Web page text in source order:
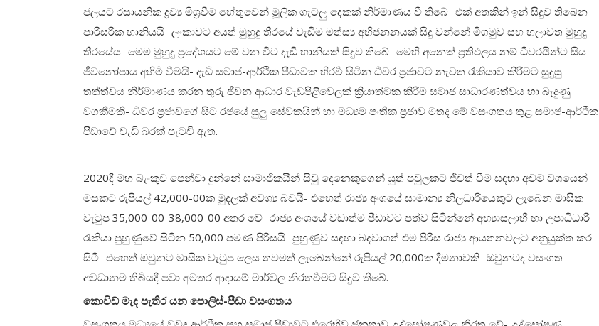
ජලයට රසායනික ද්‍රව්‍ය මිශ්‍රවීම හේතුවෙන් මූලික ගැටලු දෙකක් නිර්මාණය වී තිබේ- එක් අතකින් ඉන් සිදුව තිබෙන
පාරිසරික හානියයි- ලංකාවට අයත් මුහුදු තීරයේ වැඩිම මත්ස්‍ය අභිජනනයක් සිදු වන්නේ මිගමුව සහ හලාවත මුහුදු
තීරයේය- මෙම මුහුදු ප්‍රදේශයට මේ වන විට දැඩි හානියක් සිදුව තිබේ- මෙහි අනෙක් ප්‍රතිඵලය නම් ධීවරයින්ට සිය
ජීවනෝපාය අහිමි වීමයි- දැඩි සමාජ-ආර්ථික පීඩාවක හිරවී සිටින ධීවර ප්‍රජාවට නැවත රැකියාව කිරීමට සුදුසු
තත්ත්වය නිර්මාණය කරන තුරු ජීවන ආධාර වැඩපිළිවෙලක් ක්‍රියාත්මක කිරීම සමාජ සාධාරණත්වය හා බැදුණු
වගකීමකි- ධීවර ප්‍රජාවගේ සිට රජයේ සුලු සේවකයින් හා මධ්‍යම පංතික ප්‍රජාව මතද මේ වසංගතය තුළ සමාජ-ආර්ථික
පීඩාවේ වැඩි බරක් පැටවී ඇත.
2020දී මහ බැංකුව පෙන්වා දුන්නේ සාමාජිකයින් සිවු දෙනෙකුගෙන් යුත් පවුලකට ජීවත් වීම සඳහා අවම වශයෙන්
මසකට රුපියල් 42,000-00ක මුදලක් අවශ්‍ය බවයි- එහෙත් රාජ්‍ය අංශයේ සාමාන්‍ය නිලධාරියෙකුට ලැබෙන මාසික
වැටුප 35,000-00-38,000-00 අතර වේ- රාජ්‍ය අංශයේ වඩාත්ම පීඩාවට පත්ව සිටින්නේ අභ්‍යාසලාභී හා උපාධිධාරී
රැකියා පුහුණුවේ සිටින 50,000 පමණ පිරිසයි- පුහුණුව සඳහා බදවාගත් එම පිරිස රාජ්‍ය ආයතනවලට අනුයුක්ත කර
සිටී- එහෙත් ඔවුනට මාසික වැටුප ලෙස තවමත් ලැබෙන්නේ රුපියල් 20,000ක දීමනාවකි- ඔවුනටද වසංගත
අවධානම තිබියදී පවා අමතර ආදායම් මාර්වල නිරතවීමට සිදුව තිබේ.
කොවිඩ් මැද පැතිර යන පොලිස්-පීඩා වසංගතය